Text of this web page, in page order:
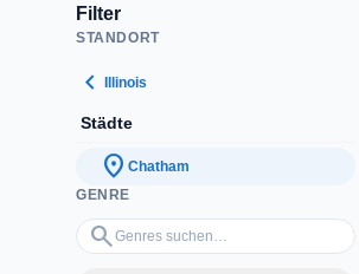
Filter
STANDORT
chevron_left Illinois
Städte
location_on Chatham
GENRE
search
Genres suchen…